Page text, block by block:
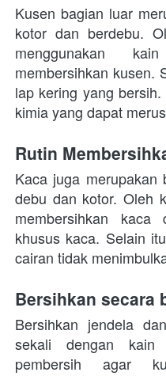
Kusen bagian luar
kotor dan berdebu.
menggunakan
membersihkan kusen.
lap kering yang
kimia yang dapat
Rutin
Kaca juga merupakan
debu dan kotor. Oleh
membersihkan kaca
khusus kaca. Selain
cairan tidak
Bersihkan secara
Bersihkan jendela
sekali dengan
pembersih agar